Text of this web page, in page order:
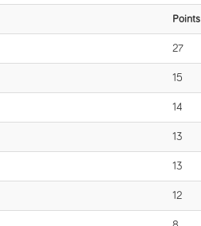
Points
27
15
14
13
13
12